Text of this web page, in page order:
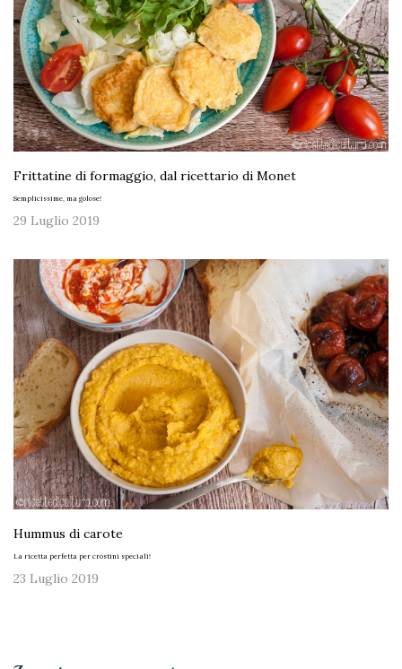
Frittatine di formaggio, dal ricettario di Monet
Semplicissime, ma golose!
29 Luglio 2019
Hummus di carote
La ricetta perfetta per crostini speciali!
23 Luglio 2019